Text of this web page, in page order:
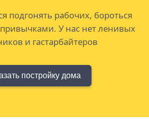
подгонять рабочих, бороться
У нас нет ленивых
и гастарбайтеров
постройку дома